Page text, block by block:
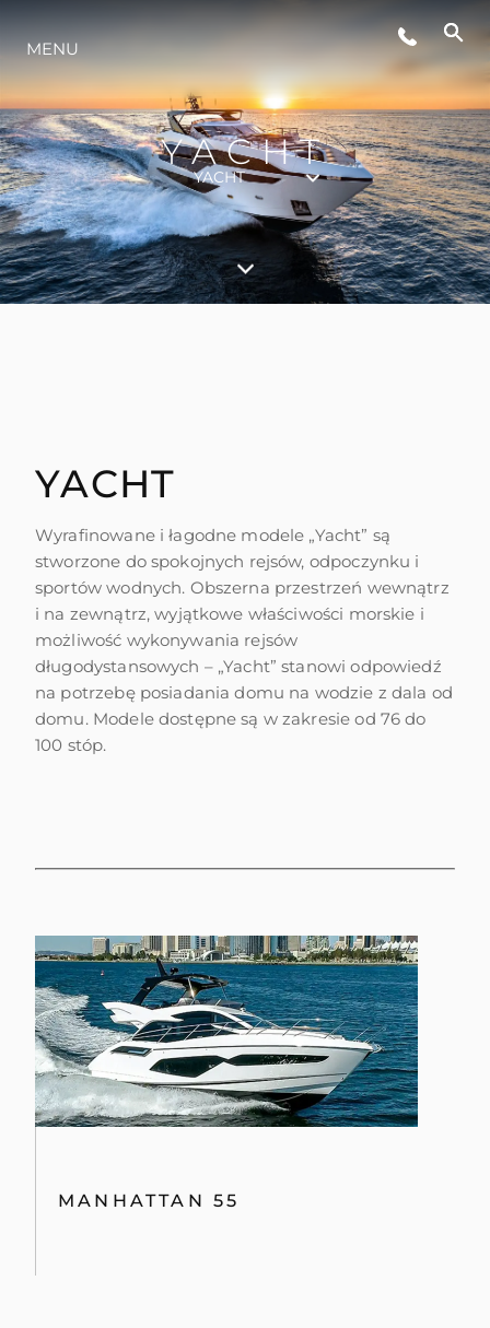
WYDARZENIA
STYL ŻYCIA
INNOWACJA
PRZEDSIĘBIORSTWO
MENU
YACHT
YACHT
YACHT
Wyrafinowane i łagodne modele „Yacht” są
stworzone do spokojnych rejsów, odpoczynku i
sportów wodnych. Obszerna przestrzeń wewnątrz
i na zewnątrz, wyjątkowe właściwości morskie i
możliwość wykonywania rejsów
długodystansowych – „Yacht” stanowi odpowiedź
na potrzebę posiadania domu na wodzie z dala od
domu. Modele dostępne są w zakresie od 76 do
100 stóp.
MANHATTAN 55